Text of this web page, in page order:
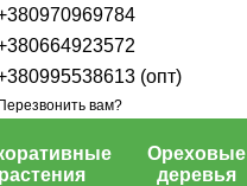
(опт)
вам?
Ореховые
деревья